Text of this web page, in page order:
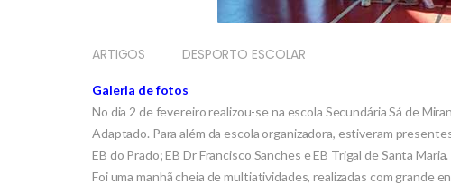
ARTIGOS DESPORTO ESCOLAR
Galeria de fotos
No dia 2 de fevereiro realizou-se na escola Secundária Sá de
Adaptado. Para além da escola organizadora, estiveram
EB do Prado; EB Dr Francisco Sanches e EB Trigal de Santa Maria.
Foi uma manhã cheia de multiatividades, realizadas com grande